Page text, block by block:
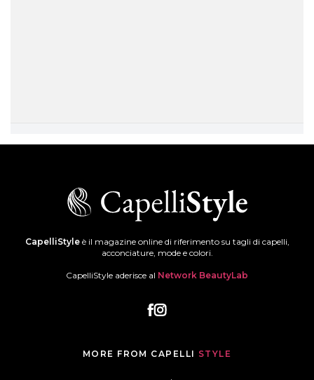
CapelliStyleè il magazine online di riferimento su tagli di capelli,
acconciature, mode e colori.
CapelliStyle aderisce al Network BeautyLab
MORE FROM CAPELLI STYLE